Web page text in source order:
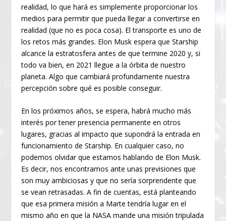
realidad, lo que hará es simplemente proporcionar los
medios para permitir que pueda llegar a convertirse en
realidad (que no es poca cosa). El transporte es uno de
los retos más grandes. Elon Musk espera que Starship
alcance la estratosfera antes de que termine 2020 y, si
todo va bien, en 2021 llegue a la órbita de nuestro
planeta. Algo que cambiará profundamente nuestra
percepción sobre qué es posible conseguir.
En los próximos años, se espera, habrá mucho más
interés por tener presencia permanente en otros
lugares, gracias al impacto que supondrá la entrada en
funcionamiento de Starship. En cualquier caso, no
podemos olvidar que estamos hablando de Elon Musk.
Es decir, nos encontramos ante unas previsiones que
son muy ambiciosas y que no sería sorprendente que
se vean retrasadas. A fin de cuentas, está planteando
que esa primera misión a Marte tendría lugar en el
mismo año en que la NASA mande una misión tripulada